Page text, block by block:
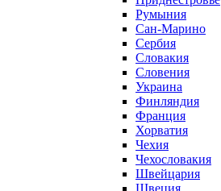
Румыния
Сан-Марино
Сербия
Словакия
Словения
Украина
Финляндия
Франция
Хорватия
Чехия
Чехословакия
Швейцария
Швеция